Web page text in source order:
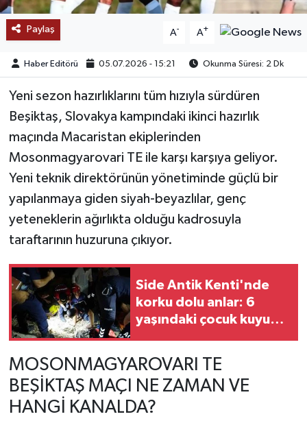
Paylaş A- A+
Haber Editörü 05.07.2026 - 15:21 Okunma Süresi: 2 Dk
Yeni sezon hazırlıklarını tüm hızıyla sürdüren
Beşiktaş, Slovakya kampındaki ikinci hazırlık
maçında Macaristan ekiplerinden
Mosonmagyarovari TE ile karşı karşıya geliyor.
Yeni teknik direktörünün yönetiminde güçlü bir
yapılanmaya giden siyah-beyazlılar, genç
yeteneklerin ağırlıkta olduğu kadrosuyla
taraftarının huzuruna çıkıyor.
Side Antik Kenti'nde
korku dolu anlar: 6
yaşındaki çocuk kuyuya
MOSONMAGYAROVARI TE
BEŞİKTAŞ MAÇI NE ZAMAN VE
HANGİ KANALDA?
DÜNYA
MEDYA
OTOMOTİV
YAŞAM
KÜLTÜR SANAT